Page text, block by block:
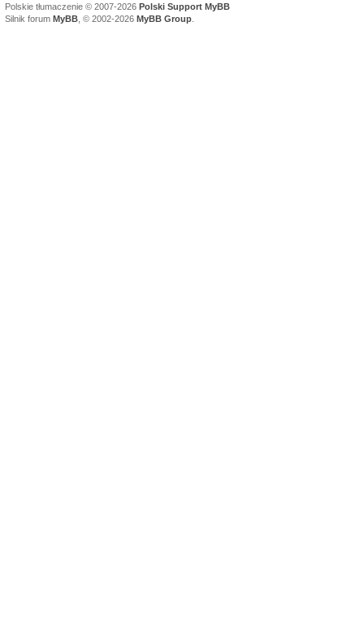
Polskie tłumaczenie © 2007-2026 Polski Support MyBB
Silnik forum MyBB , © 2002-2026 MyBB Group